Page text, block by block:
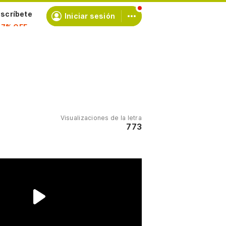
Iniciar sesión
Visualizaciones de la letra
773